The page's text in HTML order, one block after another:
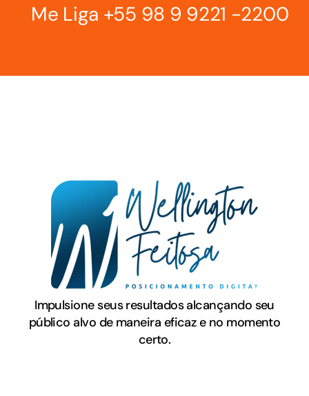
Me Liga +55 98 9 9221 -2200
Impulsione seus resultados alcançando seu
público alvo de maneira eficaz e no momento
certo.